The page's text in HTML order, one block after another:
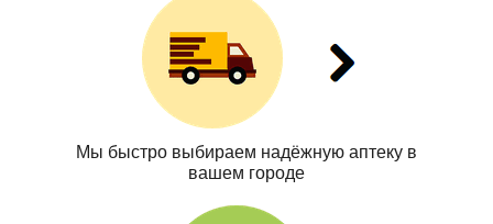
Мы быстро выбираем надёжную аптеку в
вашем городе